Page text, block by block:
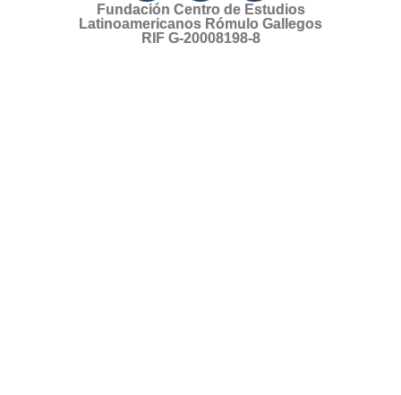
Fundación Centro de Estudios
Latinoamericanos Rómulo Gallegos
RIF G-20008198-8